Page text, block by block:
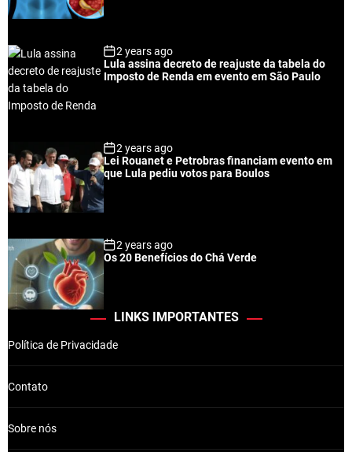
2 years ago
Lula assina decreto de reajuste da tabela do
Imposto de Renda em evento em São Paulo
2 years ago
Lei Rouanet e Petrobras financiam evento em
que Lula pediu votos para Boulos
2 years ago
Os 20 Benefícios do Chá Verde
LINKS IMPORTANTES
Política de Privacidade
Contato
Sobre nós